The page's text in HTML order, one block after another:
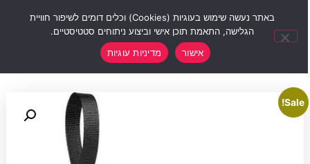
Sale!
באתר נעשה שימוש בעוגיות (Cookies) וכלים דומים לשיפור חוויית
הגלישה, התאמת תוכן אישי וביצוע ניתוחים סטטיסטיים.
אישור
מדיניות עוגיות